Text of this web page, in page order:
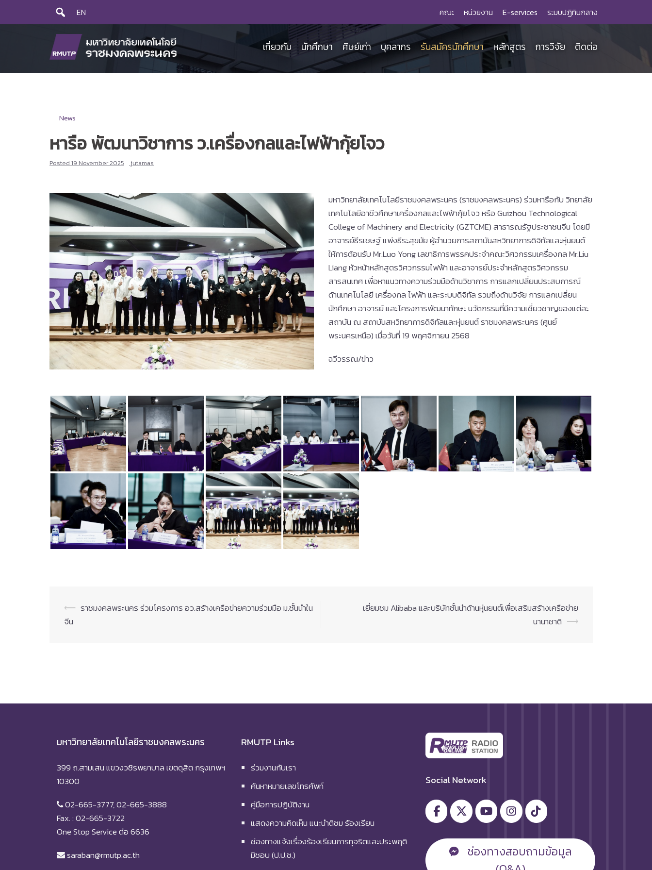
EN คณะ หน่วยงาน E-services ระบบปฏิทินกลาง
เกี่ยวกับ นักศึกษา ศิษย์เก่า บุคลากร รับสมัครนักศึกษา หลักสูตร การวิจัย ติดต่อ
News
หารือ พัฒนาวิชาการ ว.เครื่องกลและไฟฟ้ากุ้ยโจว
Posted 19 November 2025 jutamas
มหาวิทยาลัยเทคโนโลยีราชมงคลพระนคร (ราชมงคลพระนคร) ร่วมหารือกับ วิทยาลัย
เทคโนโลยีอาชีวศึกษาเครื่องกลและไฟฟ้ากุ้ยโจว หรือ Guizhou Technological
College of Machinery and Electricity (GZTCME) สาธารณรัฐประชาชนจีน โดยมี
อาจารย์ธีรเชษฐ์ แพ่งธีระสุขมัย ผู้อำนวยการสถาบันสหวิทยาการดิจิทัลและหุ่นยนต์
ให้การต้อนรับ Mr.Luo Yong เลขาธิการพรรคประจำคณะวิศวกรรมเครื่องกล Mr.Liu
Liang หัวหน้าหลักสูตรวิศวกรรมไฟฟ้า และอาจารย์ประจำหลักสูตรวิศวกรรม
สารสนเทศ เพื่อหาแนวทางความร่วมมือด้านวิชาการ การแลกเปลี่ยนประสบการณ์
ด้านเทคโนโลยี เครื่องกล ไฟฟ้า และระบบดิจิทัล รวมถึงด้านวิจัย การแลกเปลี่ยน
นักศึกษา อาจารย์ และโครงการพัฒนาทักษะ นวัตกรรมที่มีความเชี่ยวชาญของแต่ละ
สถาบัน ณ สถาบันสหวิทยาการดิจิทัลและหุ่นยนต์ ราชมงคลพระนคร (ศูนย์
พระนครเหนือ) เมื่อวันที่ 19 พฤศจิกายน 2568
ฉวีวรรณ/ข่าว
Post
navigation
⟵ ราชมงคลพระนคร ร่วมโครงการ อว.สร้างเครือข่ายความร่วมมือ ม.ชั้นนำใน
จีน
เยี่ยมชม Alibaba และบริษัทชั้นนำด้านหุ่นยนต์เพื่อเสริมสร้างเครือข่าย
นานาชาติ ⟶
มหาวิทยาลัยเทคโนโลยีราชมงคลพระนคร
399 ถ.สามเสน แขวงวชิรพยาบาล เขตดุสิต กรุงเทพฯ
10300
02-665-3777, 02-665-3888
Fax. : 02-665-3722
One Stop Service ต่อ 6636
saraban@rmutp.ac.th
RMUTP Links
ร่วมงานกับเรา
ค้นหาหมายเลขโทรศัพท์
คู่มือการปฏิบัติงาน
แสดงความคิดเห็น แนะนำติชม ร้องเรียน
ช่องทางแจ้งเรื่องร้องเรียนการทุจริตและประพฤติ
มิชอบ (ป.ป.ช.)
Social Network
ช่องทางสอบถามข้อมูล